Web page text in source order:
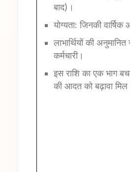
बाद)।
योग्यता: जिनकी
लाभार्थियों की
कर्मचारी।
इस राशि का एक भाग
की आदत को बढ़ावा